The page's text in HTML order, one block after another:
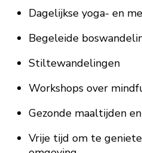
Dagelijkse yoga- en
Begeleide
Stiltewandelingen
Workshops over
Gezonde maaltijden
Vrije tijd om te